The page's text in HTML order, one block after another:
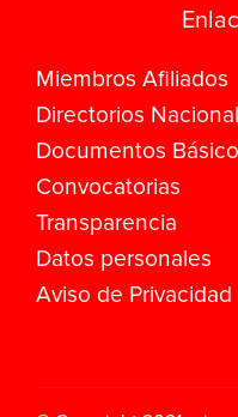
Miembros Afiliados
Directorios
Documentos
Convocatorias
Transparencia
Datos personales
Aviso de Privacidad